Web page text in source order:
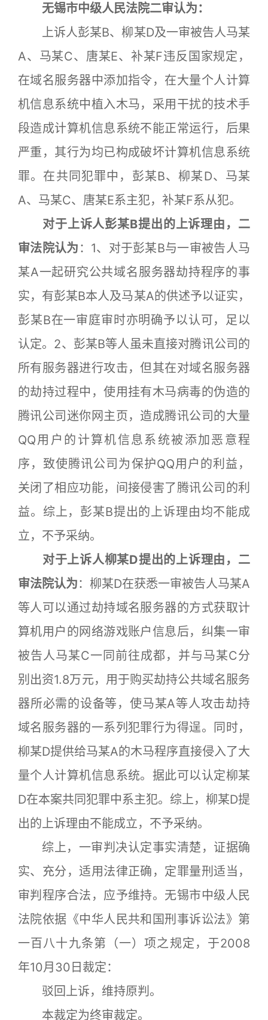
无锡市中级人民法院二审认为：
上诉人彭某B、柳某D及一审被告人马某
A、马某C、唐某E、补某F违反国家规定，
在域名服务器中添加指令，在大量个人计算
机信息系统中植入木马，采用干扰的技术手
段造成计算机信息系统不能正常运行，后果
严重，其行为均已构成破坏计算机信息系统
罪。在共同犯罪中，彭某B、柳某D、马某
A、马某C、唐某E系主犯，补某F系从犯。
对于上诉人彭某B提出的上诉理由，二
审法院认为 ：1、对于彭某B与一审被告人马
某A一起研究公共域名服务器劫持程序的事
实，有彭某B本人及马某A的供述予以证实，
彭某B在一审庭审时亦明确予以认可，足以
认定。2、彭某B等人虽未直接对腾讯公司的
所有服务器进行攻击，但其在对域名服务器
的劫持过程中，使用挂有木马病毒的伪造的
腾讯公司迷你网主页，造成腾讯公司的大量
QQ用户的计算机信息系统被添加恶意程
序，致使腾讯公司为保护QQ用户的利益，
关闭了相应功能，间接侵害了腾讯公司的利
益。综上，彭某B提出的上诉理由均不能成
立，不予采纳。
对于上诉人柳某D提出的上诉理由，二
审法院认为：柳某D在获悉一审被告人马某A
等人可以通过劫持域名服务器的方式获取计
算机用户的网络游戏账户信息后，纠集一审
被告人马某C一同前往成都，并与马某C分
别出资1.8万元，用于购买劫持公共域名服务
器所必需的设备等，使马某A等人攻击劫持
域名服务器的一系列犯罪行为得逞。同时，
柳某D提供给马某A的木马程序直接侵入了大
量个人计算机信息系统。据此可以认定柳某
D在本案共同犯罪中系主犯。综上，柳某D提
出的上诉理由不能成立，不予采纳。
综上，一审判决认定事实清楚，证据确
实、充分，适用法律正确，定罪量刑适当，
审判程序合法，应予维持。无锡市中级人民
法院依据《中华人民共和国刑事诉讼法》第
一百八十九条第（一）项之规定，于2008
年10月30日裁定：
驳回上诉，维持原判。
本裁定为终审裁定。